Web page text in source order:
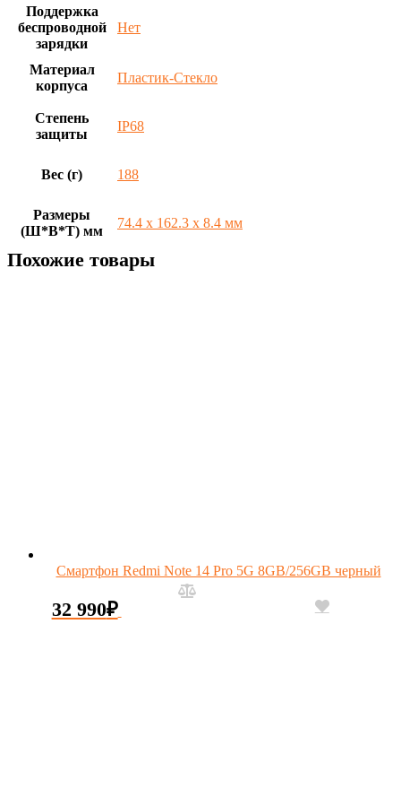
Поддержка
беспроводной
зарядки
Нет
Материал
корпуса
Пластик-Стекло
Степень
защиты
IP68
Вес (г) 188
Размеры
(Ш*В*Т) мм
74.4 х 162.3 х 8.4 мм
Похожие товары
Смартфон Redmi Note 14 Pro 5G 8GB/256GB черный
32 990₽